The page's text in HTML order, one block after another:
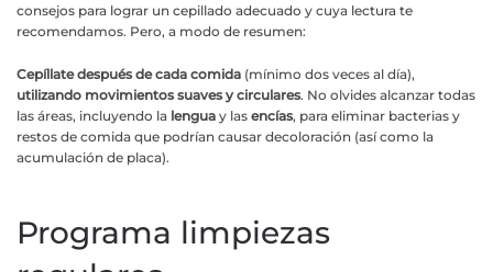
consejos para lograr un cepillado adecuado y cuya lectura te
recomendamos. Pero, a modo de resumen:
Cepíllate después de cada comida (mínimo dos veces al día),
utilizando movimientos suaves y circulares. No olvides alcanzar todas
las áreas, incluyendo la lengua y las encías, para eliminar bacterias y
restos de comida que podrían causar decoloración (así como la
acumulación de placa).
Programa limpiezas